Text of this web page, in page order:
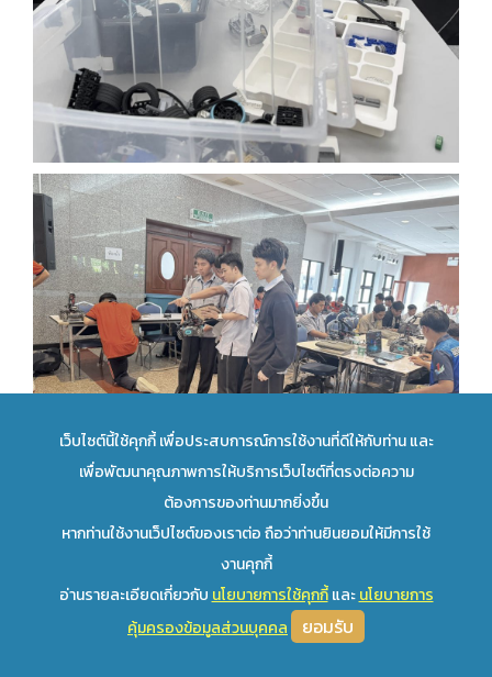
เว็บไซต์นี้ใช้คุกกี้ เพื่อประสบการณ์การใช้งานที่ดีให้กับท่าน และ
เพื่อพัฒนาคุณภาพการให้บริการเว็บไซต์ที่ตรงต่อความ
ต้องการของท่านมากยิ่งขึ้น
หากท่านใช้งานเว็ปไซต์ของเราต่อ ถือว่าท่านยินยอมให้มีการใช้
งานคุกกี้
อ่านรายละเอียดเกี่ยวกับ นโยบายการใช้คุกกี้และนโยบายการ
คุ้มครองข้อมูลส่วนบุคคล
ยอมรับ